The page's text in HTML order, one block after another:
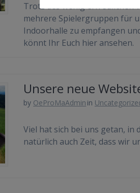
Trotz des wenig erfreulichen
mehrere Spielergruppen für
Indoorhalle zu empfangen
könnt Ihr Euch hier ansehen.
Unsere neue
by OeProMaAdmin in
Viel hat sich bei uns getan, in
natürlich auch Zeit, dass wir